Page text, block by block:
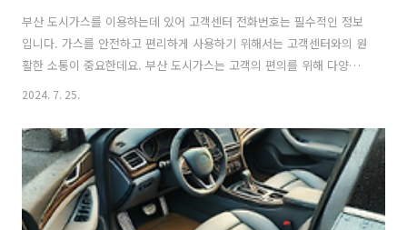
부산 도시가스를 이용하는데 있어 고객센터 전화번호는 필수적인 정보
입니다. 가스를 안전하고 편리하게 사용하기 위해서는 고객센터와의 원
활한 소통이 중요한데요. 부산 도시가스는 고객의 편의를 위해 다양
한 서비스와 지역별 서비스센터를 운영하고 있습니다. 이번 글에서
보를 자세히 안내해드리겠습니다. 이 정보를 통해 부산 도시가스
를 더 효율적으로 이용하시길 바랍니다. 부산 도시가스 고객센터 전화
번호 및 지역별 안내 부산 도시가스를 사용하는 고객들에게 중요한 정보
는 고객센터 전화번호입니다. 부산 도시가스의 대표 고객센터 전화번호
는 1544-0009입니다. 이 번호를 통해 부산 전역의 도시가스 관련 문의
2024. 7. 25.